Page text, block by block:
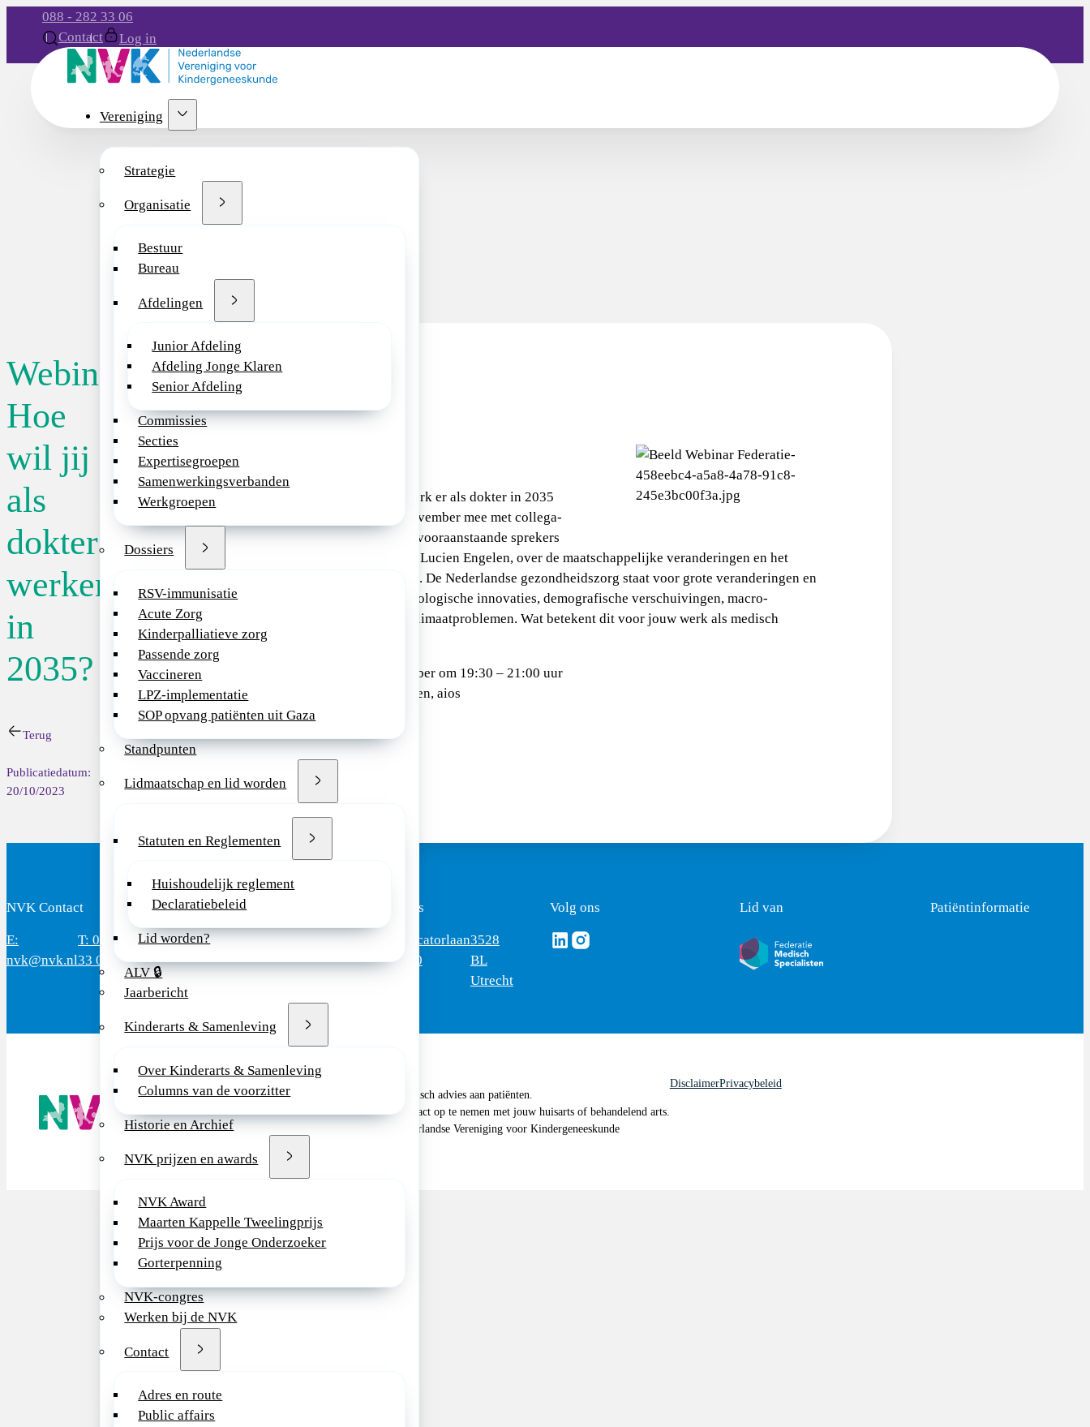
088 - 282 33 06
Contact
Log in
Vereniging
Strategie
Organisatie
Bestuur
Bureau
Afdelingen
Junior Afdeling
Afdeling Jonge Klaren
Senior Afdeling
Commissies
Secties
Expertisegroepen
Samenwerkingsverbanden
Werkgroepen
Dossiers
RSV-immunisatie
Acute Zorg
Kinderpalliatieve zorg
Passende zorg
Vaccineren
LPZ-implementatie
SOP opvang patiënten uit Gaza
Standpunten
Lidmaatschap en lid worden
Statuten en Reglementen
Huishoudelijk reglement
Declaratiebeleid
Lid worden?
ALV 🔒
Jaarbericht
Kinderarts & Samenleving
Over Kinderarts & Samenleving
Columns van de voorzitter
Historie en Archief
NVK prijzen en awards
NVK Award
Maarten Kappelle Tweelingprijs
Prijs voor de Jonge Onderzoeker
Gorterpenning
NVK-congres
Werken bij de NVK
Contact
Adres en route
Public affairs
Webinar
Hoe
wil jij
als
dokter
werken
in
2035?
Terug
Publicatiedatum:
20/10/2023
Heb jij ideeën over hoe je werk er als dokter in 2035
eruitziet? Praat dan op 28 november mee met collega-
medisch specialisten en met vooraanstaande sprekers
zoals zorginnovatie-strateeg Lucien Engelen, over de maatschappelijke veranderingen en het
veranderende zorglandschap. De Nederlandse gezondheidszorg staat voor grote veranderingen en
uitdagingen. Denk aan technologische innovaties, demografische verschuivingen, macro-
economische invloeden en klimaatproblemen. Wat betekent dit voor jouw werk als medisch
specialist?
Wanneer: dinsdag 28 november om 19:30 – 21:00 uur
Voor wie: medisch specialisten, aios
NVK Contact
E:
nvk@nvk.nl
T: 088 - 282
33 06
Bereikbaar: 8.30 - 17.00 uur
(werkdagen)
Bezoekadres
Domus
Medica
Mercatorlaan
1200
3528
BL
Utrecht
Volg ons
Volg ons via Linkedin
Volg ons via Instagram
Lid van Patiëntinformatie
De NVK geeft geen medisch advies aan patiënten.
Wij adviseren je om contact op te nemen met jouw huisarts of behandelend arts.
Copyright © 2026, Nederlandse Vereniging voor Kindergeneeskunde
DisclaimerPrivacybeleid